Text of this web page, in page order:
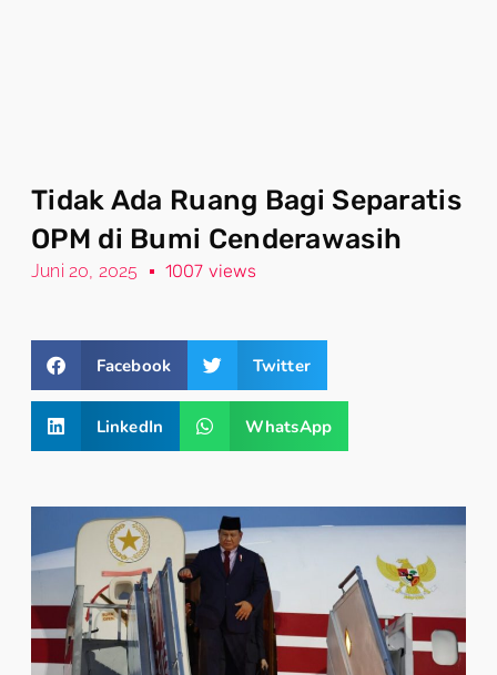
Tidak Ada Ruang Bagi Separatis
OPM di Bumi Cenderawasih
Juni 20, 2025 1007 views
Facebook Twitter
LinkedIn WhatsApp